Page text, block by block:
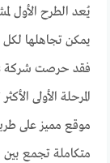
يمكن تجاهلها
المرحلة الأولى
موقع مميز على
متكاملة تجمع بين